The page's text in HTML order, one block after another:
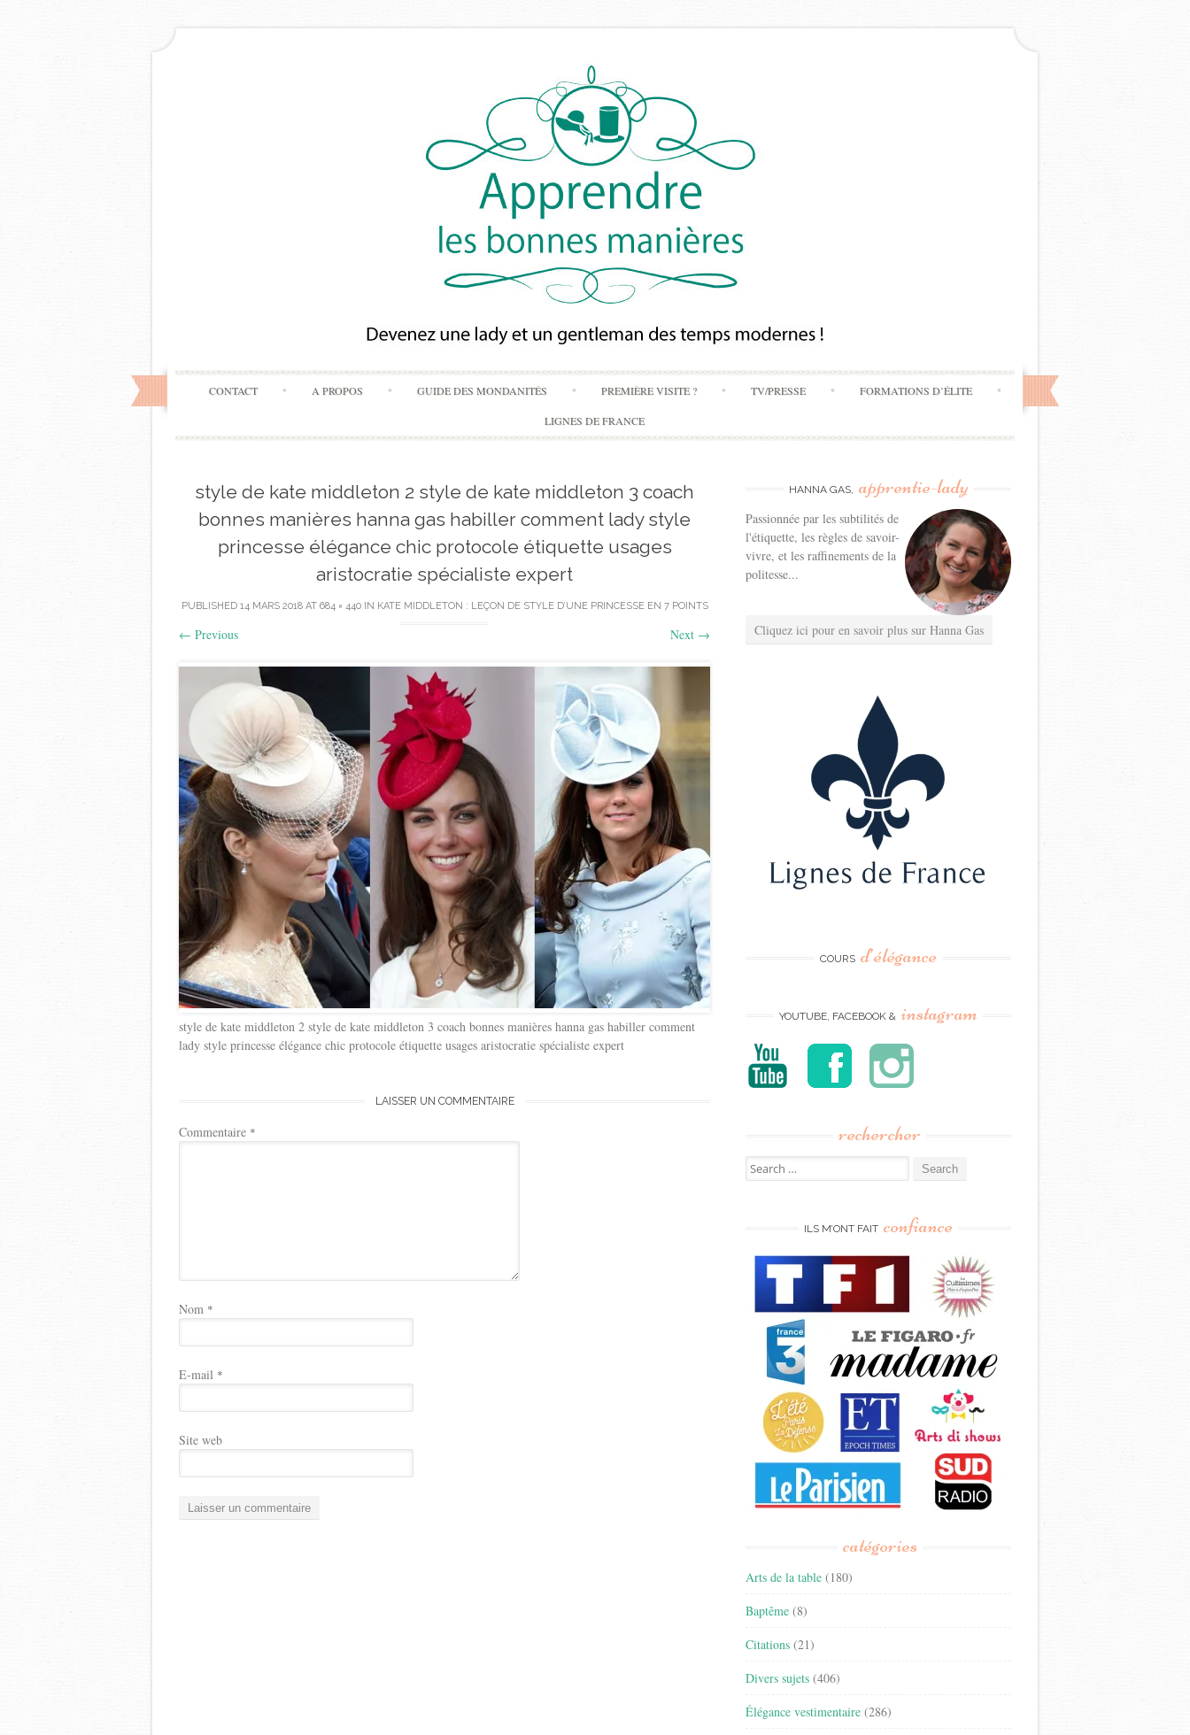
Skip
to
content
CONTACT A PROPOS GUIDE DES MONDANITÉS PREMIÈRE VISITE ? TV/PRESSE FORMATIONS D’ÉLITE
LIGNES DE FRANCE
style de kate middleton 2 style de kate middleton 3 coach
bonnes manières hanna gas habiller comment lady style
princesse élégance chic protocole étiquette usages
aristocratie spécialiste expert
PUBLISHED 14 MARS 2018AT 684 × 440IN KATE MIDDLETON : LEÇON DE STYLE D’UNE PRINCESSE EN 7 POINTS
← Previous Next →
style de kate middleton 2 style de kate middleton 3 coach bonnes manières hanna gas habiller comment
lady style princesse élégance chic protocole étiquette usages aristocratie spécialiste expert
LAISSER UN COMMENTAIRE
Commentaire *
Nom *
E-mail *
Site web
HANNA GAS, apprentie-lady
Passionnée par les subtilités de
l'étiquette, les règles de savoir-
vivre, et les raffinements de la
politesse...
Cliquez ici pour en savoir plus sur Hanna Gas
COURS d’élégance
YOUTUBE, FACEBOOK & instagram
rechercher
Search
for:
ILS M’ONT FAIT confiance
catégories
Arts de la table (180)
Baptême (8)
Citations (21)
Divers sujets (406)
Élégance vestimentaire (286)